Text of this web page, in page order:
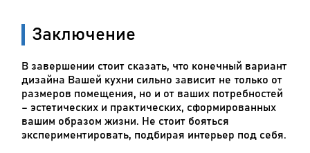
Заключение
В завершении стоит сказать, что конечный вариант
дизайна Вашей кухни сильно зависит не только от
размеров помещения, но и от ваших потребностей
– эстетических и практических, сформированных
вашим образом жизни. Не стоит бояться
экспериментировать, подбирая интерьер под себя.